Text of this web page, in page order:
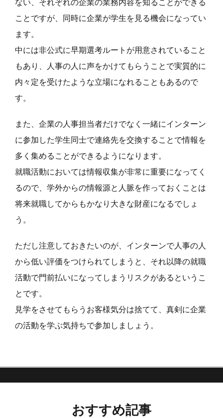
ない、それぞれの企業の業務内容を知ることができる
ことですが、同時に企業が学生を見る機会になってい
ます。
中には非公式に早期選考ルートが用意されていること
もあり、人事の人に声をかけてもらうことで実質的に
内々定を受けたような立場になれることもあるので
す。
また、企業の人事担当者だけでなく一緒にインターン
に参加した学生同士で連絡先を交換することで情報を
多く集めることができるようになります。
就職活動においては情報収集が非常に重要になってく
るので、学外からの情報源と人脈を作っておくことは
将来就職してからもかなり大きな財産になるでしょ
う。
ただし注意しておきたいのが、インターンで人事の人
から低い評価をつけられてしまうと、それ以降の就職
活動で門前払いになってしまうリスクがあるというこ
とです。
見学をさせてもらうお客様気分は捨てて、真剣に企業
の活動を学ぶ気持ちで参加しましょう。
おすすめ記事